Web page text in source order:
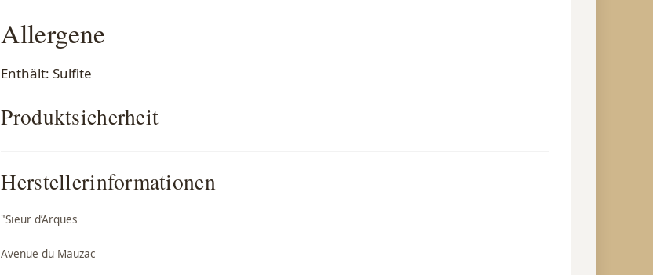
Allergene
Enthält: Sulfite
Produktsicherheit
Herstellerinformationen
"Sieur d’Arques
Avenue du Mauzac